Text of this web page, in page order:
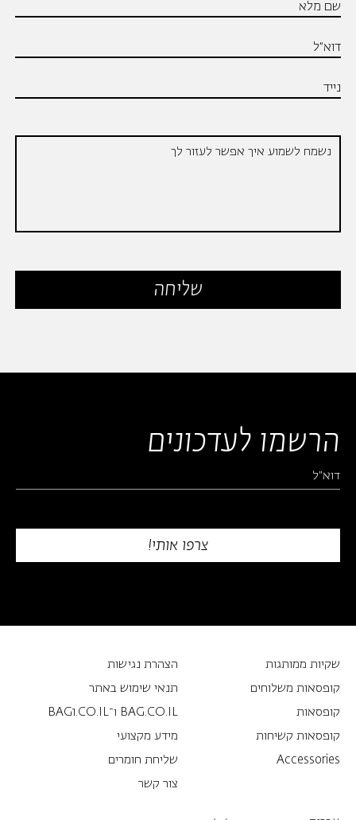
שקיות ממותגות
קופסאות משלוחים
קופסאות
קופסאות קשיחות
Accessories
הצהרת נגישות
תנאי שימוש באתר
BAG.CO.IL ו־BAG1.CO.IL
מידע מקצועי
שליחת חומרים
צור קשר
הרשמו לעדכונים